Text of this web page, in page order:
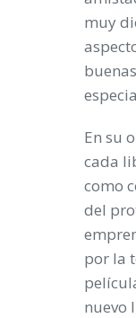
muy
En su
cada
como
del
por la
nuevo